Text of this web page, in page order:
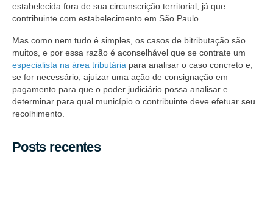
estabelecida fora de sua circunscrição territorial, já que
contribuinte com estabelecimento em São Paulo.
Mas como nem tudo é simples, os casos de bitributação são
muitos, e por essa razão é aconselhável que se contrate um
especialista na área tributária para analisar o caso concreto e,
se for necessário, ajuizar uma ação de consignação em
pagamento para que o poder judiciário possa analisar e
determinar para qual município o contribuinte deve efetuar seu
recolhimento.
Posts recentes